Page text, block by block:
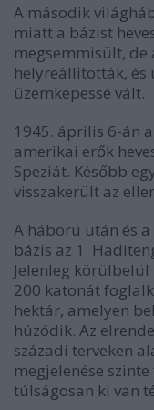
A második
miatt a bázist
megsemmisült,
helyreállították, és
üzemképessé vált.
1945. április 6-án
amerikai erők
Speziát. Később
visszakerült az
A háború után és
bázis az 1.
Jelenleg
200 katonát
hektár, amelyen
húzódik. Az
századi terveken
megjelenése
túlságosan ki van